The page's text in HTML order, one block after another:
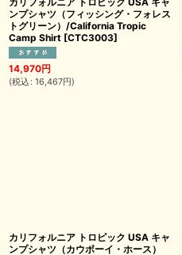
ンプシャツ（フィッシング・フォレス
トグリーン）/California Tropic
Camp Shirt [CTC3003]
14,970円
(税込 : 16,467円)
カリフォルニア トロピック USA キャ
ンプシャツ（カウボーイ・ホース）